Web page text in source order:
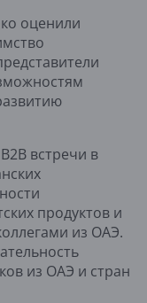
оценили
встречи в
продуктов и
из ОАЭ.
из ОАЭ и стран